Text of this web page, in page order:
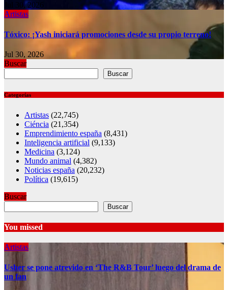
Jul 30, 2026
Artistas
Tóxico: ¡Yash iniciará promociones desde su propio terreno!
Jul 30, 2026
Buscar
Buscar
Categorías
Artistas (22,745)
Ciéncia (21,354)
Emprendimiento españa (8,431)
Inteligencia artificial (9,133)
Medicina (3,124)
Mundo animal (4,382)
Noticias españa (20,232)
Política (19,615)
Buscar
Buscar
You missed
Artistas
Usher se pone atrevido en ‘The R&B Tour’ luego del drama de
un fan